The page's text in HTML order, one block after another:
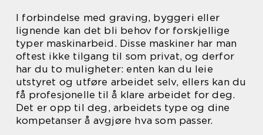
I forbindelse med graving, byggeri eller
lignende kan det bli behov for forskjellige
typer maskinarbeid. Disse maskiner har man
oftest ikke tilgang til som privat, og derfor
har du to muligheter: enten kan du leie
utstyret og utføre arbeidet selv, ellers kan du
få profesjonelle til å klare arbeidet for deg.
Det er opp til deg, arbeidets type og dine
kompetanser å avgjøre hva som passer.